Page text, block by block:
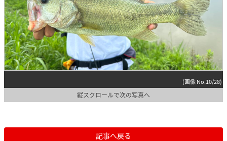
(画像 No.10/28)
縦スクロールで次の写真へ
記事へ戻る